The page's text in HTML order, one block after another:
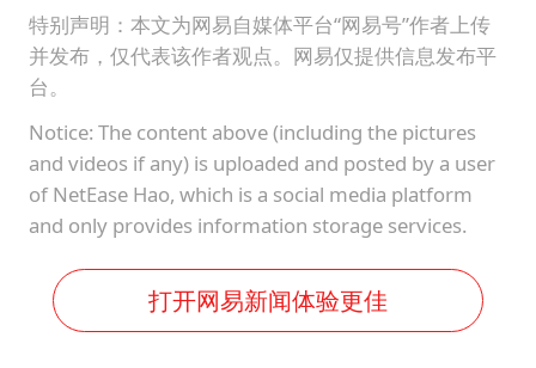
特别声明：本文为网易自媒体平台“网易号”作者上传
并发布，仅代表该作者观点。网易仅提供信息发布平
台。
Notice: The content above (including the pictures
and videos if any) is uploaded and posted by a user
of NetEase Hao, which is a social media platform
and only provides information storage services.
打开网易新闻体验更佳